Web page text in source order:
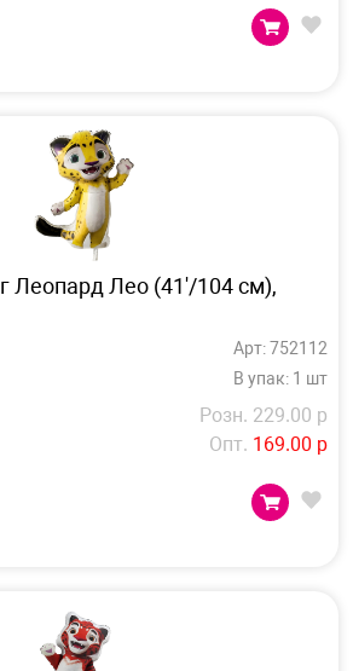
Леопард Лео (41'/104 см),
Арт: 752112
В упак: 1 шт
Розн. 229.00 р
Опт. 169.00 р